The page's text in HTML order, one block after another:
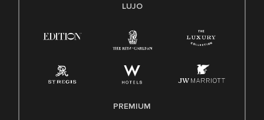
Ley de licencia familiar y médica (FMLA)
LUJO
PREMIUM